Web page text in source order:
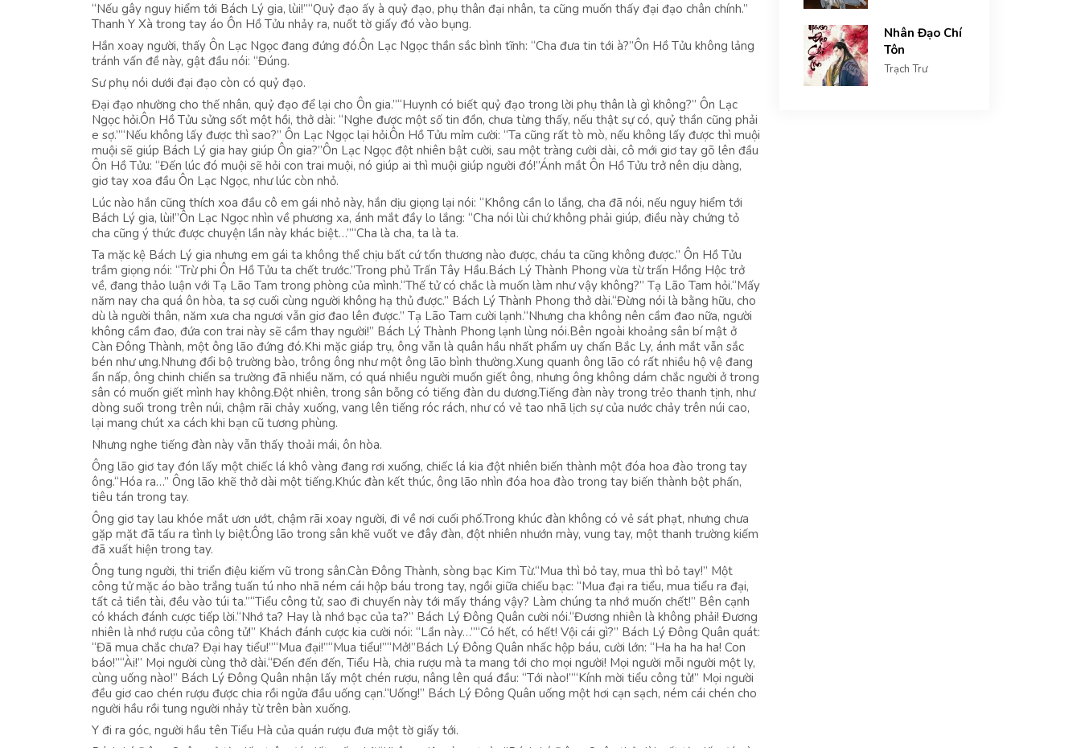
“Nếu gây nguy hiểm tới Bách Lý gia, lùi!”“Quỷ đạo ấy à quỷ đạo, phụ thân đại nhân, ta cũng muốn thấy đại đạo chân chính.”
Thanh Y Xà trong tay áo Ôn Hồ Tửu nhảy ra, nuốt tờ giấy đó vào bụng.
Hắn xoay người, thấy Ôn Lạc Ngọc đang đứng đó.Ôn Lạc Ngọc thần sắc bình tĩnh: “Cha đưa tin tới à?”Ôn Hồ Tửu không lảng
tránh vấn đề này, gật đầu nói: “Đúng.
Sư phụ nói dưới đại đạo còn có quỷ đạo.
Đại đạo nhường cho thế nhân, quỷ đạo để lại cho Ôn gia.”“Huynh có biết quỷ đạo trong lời phụ thân là gì không?” Ôn Lạc
Ngọc hỏi.Ôn Hồ Tửu sửng sốt một hồi, thở dài: “Nghe được một số tin đồn, chưa từng thấy, nếu thật sự có, quỷ thần cũng phải
e sợ.”“Nếu không lấy được thì sao?” Ôn Lạc Ngọc lại hỏi.Ôn Hồ Tửu mỉm cười: “Ta cũng rất tò mò, nếu không lấy được thì muội
muội sẽ giúp Bách Lý gia hay giúp Ôn gia?”Ôn Lạc Ngọc đột nhiên bật cười, sau một tràng cười dài, cô mới giơ tay gõ lên đầu
Ôn Hồ Tửu: “Đến lúc đó muội sẽ hỏi con trai muội, nó giúp ai thì muội giúp người đó!”Ánh mắt Ôn Hồ Tửu trở nên dịu dàng,
giơ tay xoa đầu Ôn Lạc Ngọc, như lúc còn nhỏ.
Lúc nào hắn cũng thích xoa đầu cô em gái nhỏ này, hắn dịu giọng lại nói: “Không cần lo lắng, cha đã nói, nếu nguy hiểm tới
Bách Lý gia, lùi!”Ôn Lạc Ngọc nhìn về phương xa, ánh mắt đầy lo lắng: “Cha nói lùi chứ không phải giúp, điều này chứng tỏ
cha cũng ý thức được chuyện lần này khác biệt…”“Cha là cha, ta là ta.
Ta mặc kệ Bách Lý gia nhưng em gái ta không thể chịu bất cứ tổn thương nào được, cháu ta cũng không được.” Ôn Hồ Tửu
trầm giọng nói: “Trừ phi Ôn Hồ Tửu ta chết trước.”Trong phủ Trấn Tây Hầu.Bách Lý Thành Phong vừa từ trấn Hồng Hộc trở
về, đang thảo luận với Tạ Lão Tam trong phòng của mình.“Thế tử có chắc là muốn làm như vậy không?” Tạ Lão Tam hỏi.“Mấy
năm nay cha quá ôn hòa, ta sợ cuối cùng người không hạ thủ được.” Bách Lý Thành Phong thở dài.“Đừng nói là bằng hữu, cho
dù là người thân, năm xưa cha ngươi vẫn giơ đao lên được.” Tạ Lão Tam cười lạnh.“Nhưng cha không nên cầm đao nữa, người
không cầm đao, đứa con trai này sẽ cầm thay người!” Bách Lý Thành Phong lạnh lùng nói.Bên ngoài khoảng sân bí mật ở
Càn Đông Thành, một ông lão đứng đó.Khi mặc giáp trụ, ông vẫn là quân hầu nhất phẩm uy chấn Bắc Ly, ánh mắt vẫn sắc
bén như ưng.Nhưng đổi bộ trường bào, trông ông như một ông lão bình thường.Xung quanh ông lão có rất nhiều hộ vệ đang
ẩn nấp, ông chinh chiến sa trường đã nhiều năm, có quá nhiều người muốn giết ông, nhưng ông không dám chắc người ở trong
sân có muốn giết mình hay không.Đột nhiên, trong sân bỗng có tiếng đàn du dương.Tiếng đàn này trong trẻo thanh tịnh, như
dòng suối trong trên núi, chậm rãi chảy xuống, vang lên tiếng róc rách, như có vẻ tao nhã lịch sự của nước chảy trên núi cao,
lại mang chút xa cách khi bạn cũ tương phùng.
Nhưng nghe tiếng đàn này vẫn thấy thoải mái, ôn hòa.
Ông lão giơ tay đón lấy một chiếc lá khô vàng đang rơi xuống, chiếc lá kia đột nhiên biến thành một đóa hoa đào trong tay
ông.“Hóa ra…” Ông lão khẽ thở dài một tiếng.Khúc đàn kết thúc, ông lão nhìn đóa hoa đào trong tay biến thành bột phấn,
tiêu tán trong tay.
Ông giơ tay lau khóe mắt ươn ướt, chậm rãi xoay người, đi về nơi cuối phố.Trong khúc đàn không có vẻ sát phạt, nhưng chưa
gặp mặt đã tấu ra tình ly biệt.Ông lão trong sân khẽ vuốt ve đây đàn, đột nhiên nhướn mày, vung tay, một thanh trường kiếm
đã xuất hiện trong tay.
Ông tung người, thi triển điệu kiếm vũ trong sân.Càn Đông Thành, sòng bạc Kim Từ.“Mua thì bỏ tay, mua thì bỏ tay!” Một
công tử mặc áo bào trắng tuấn tú nho nhã ném cái hộp báu trong tay, ngồi giữa chiếu bạc: “Mua đại ra tiểu, mua tiểu ra đại,
tất cả tiền tài, đều vào túi ta.”“Tiểu công tử, sao đi chuyến này tới mấy tháng vậy? Làm chúng ta nhớ muốn chết!” Bên cạnh
có khách đánh cược tiếp lời.“Nhớ ta? Hay là nhớ bạc của ta?” Bách Lý Đông Quân cười nói.“Đương nhiên là không phải! Đương
nhiên là nhớ rượu của công tử!” Khách đánh cược kia cười nói: “Lần này…”“Có hết, có hết! Vội cái gì?” Bách Lý Đông Quân quát:
“Đã mua chắc chưa? Đại hay tiểu!”“Mua đại!”“Mua tiểu!”“Mở!”Bách Lý Đông Quân nhấc hộp báu, cười lớn: “Ha ha ha ha! Con
báo!”“Ài!” Mọi người cùng thở dài.“Đến đến đến, Tiểu Hà, chia rượu mà ta mang tới cho mọi người! Mọi người mỗi người một ly,
cùng uống nào!” Bách Lý Đông Quân nhận lấy một chén rượu, nâng lên quá đầu: “Tới nào!”“Kính mời tiểu công tử!” Mọi người
đều giơ cao chén rượu được chia rồi ngửa đầu uống cạn.“Uống!” Bách Lý Đông Quân uống một hơi cạn sạch, ném cái chén cho
người hầu rồi tung người nhảy từ trên bàn xuống.
Y đi ra góc, người hầu tên Tiểu Hà của quán rượu đưa một tờ giấy tới.
Nhân Đạo Chí
Tôn
Trạch Trư